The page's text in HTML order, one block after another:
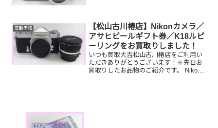
ので是非気軽に...
買取実績
【松山古川椿店】Nikonカメラ／
アサヒビールギフト券／K18ルビ
ーリングをお買取りしました！
いつも買取大吉松山古川椿店をご利用い
ただきありがとうございます！🔆先日お
買取りしたお品物のご紹介です。 Nikon